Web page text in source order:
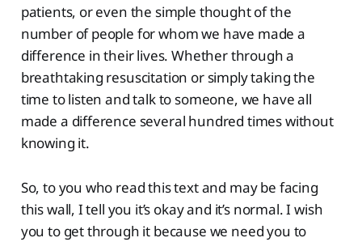
patients, or even the simple thought of the
number of people for whom we have made a
difference in their lives. Whether through a
breathtaking resuscitation or simply taking the
time to listen and talk to someone, we have all
made a difference several hundred times without
knowing it.
So, to you who read this text and may be facing
this wall, I tell you it’s okay and it’s normal. I wish
you to get through it because we need you to